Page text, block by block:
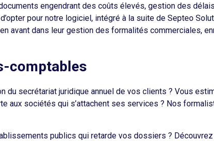
engendrant des coûts élevés, gestion des
pour notre logiciel, intégré à la suite de Septeo
avant dans leur gestion des formalités commerciales,
comptables
secrétariat juridique annuel de vos clients ? Vous
aux sociétés qui s’attachent ses services ? Nos
publics qui retarde vos dossiers ?